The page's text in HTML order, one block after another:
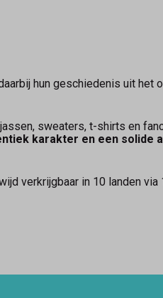
hun geschiedenis uit het
sweaters, t-shirts en
karakter en een solide
verkrijgbaar in 10 landen